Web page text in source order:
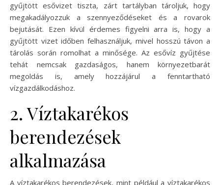
gyűjtött esővizet tiszta, zárt tartályban tároljuk, hogy
megakadályozzuk a szennyeződéseket és a rovarok
bejutását. Ezen kívül érdemes figyelni arra is, hogy a
gyűjtött vizet időben felhasználjuk, mivel hosszú távon a
tárolás során romolhat a minősége. Az esővíz gyűjtése
tehát nemcsak gazdaságos, hanem környezetbarát
megoldás is, amely hozzájárul a fenntartható
vízgazdálkodáshoz.
2. Víztakarékos
berendezések
alkalmazása
A víztakarékos berendezések, mint például a víztakarékos